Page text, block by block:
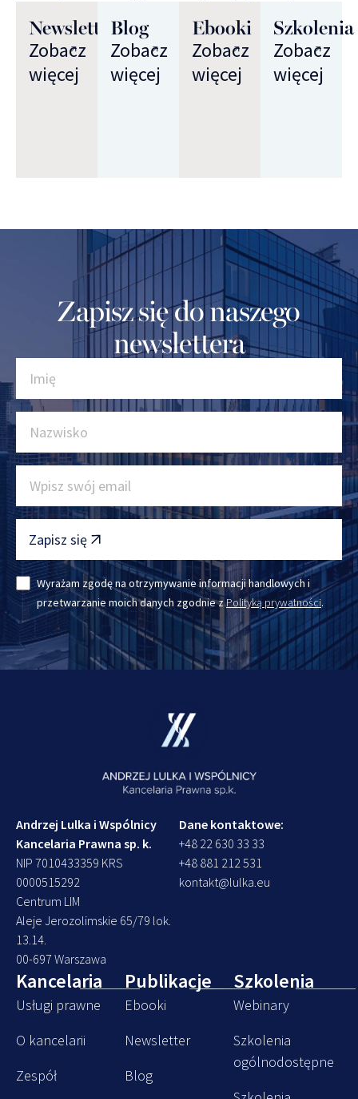
Newsletter
Zobacz
więcej
Blog
Zobacz
więcej
Ebooki
Zobacz
więcej
Szkolenia
Zobacz
więcej
Zapisz się do naszego
newslettera
Wyrażam zgodę na otrzymywanie informacji handlowych i
przetwarzanie moich danych zgodnie zPolityką prywatności.
Zapisz się
Andrzej Lulka i Wspólnicy
Kancelaria Prawna sp. k.
NIP 7010433359 KRS
0000515292
Centrum LIM
Aleje Jerozolimskie 65/79 lok.
13.14.
00-697 Warszawa
Dane kontaktowe:
+48 22 630 33 33
+48 881 212 531
kontakt@lulka.eu
Kancelaria
Usługi prawne
O kancelarii
Zespół
Publikacje
Ebooki
Newsletter
Blog
Szkolenia
Webinary
Szkolenia
ogólnodostępne